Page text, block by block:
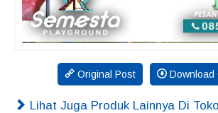
Original Post Download
Lihat Juga Produk Lainnya Di